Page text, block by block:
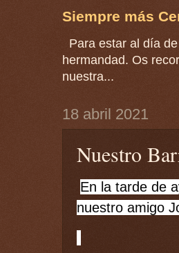
Siempre más
Para estar al día
hermandad. Os
nuestra...
18 abril 2021
Nuestro
En la tarde de
nuestro amigo